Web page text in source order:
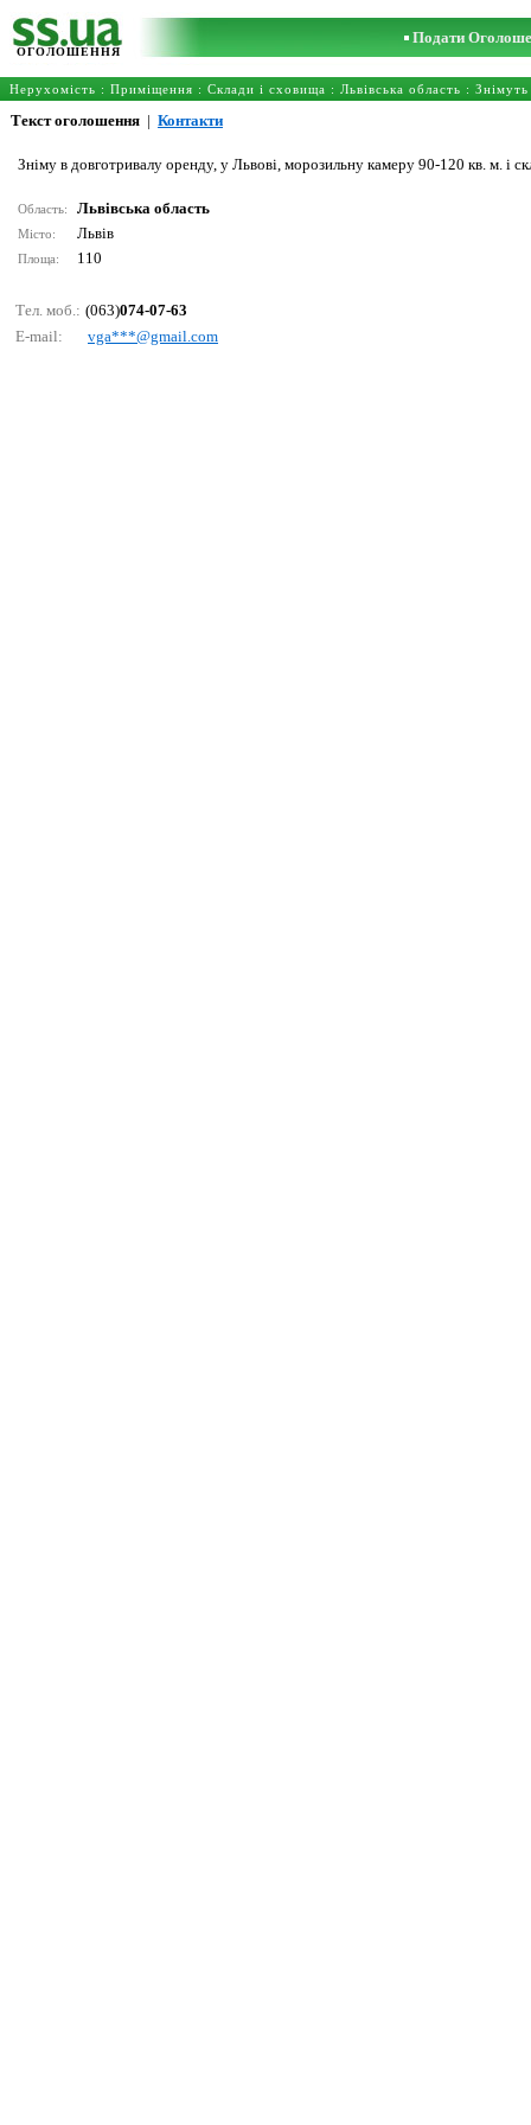
ОГОЛОШЕННЯ
Подати
Нерухомість : Приміщення : Склади і сховища : Львівська область : Знімуть
Текст оголошення | Контакти
Зніму в довготривалу оренду, у Львові, морозильну камеру 90-120 кв. м. і
Область: Львівська область
Місто: Львів
Площа: 110
Тел. моб.: (063)074-07-63
E-mail:
vgа***@gmаil.соm